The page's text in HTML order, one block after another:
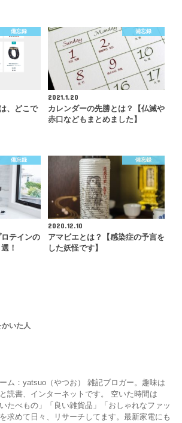
備忘録
、どこで
備忘録
2021.1.20
カレンダーの先勝とは？【仏滅や
赤口などもまとめました】
備忘録
ロテインの
！
備忘録
2020.12.10
アマビエとは？【感染症の予言を
した妖怪です】
いた人
ム：yatsuo（やつお） 雑記ブロガー。趣味は
読書、インターネットです。 空いた時間は
いたべもの」「良い雑貨品」「おしゃれなファッ
求めて日々、リサーチしてます。最新家電にも